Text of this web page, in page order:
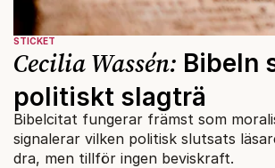
STICKET
Cecilia Wassén: Bibeln
politiskt slagträ
Bibelcitat fungerar främst som
signalerar vilken politisk slutsats
dra, men tillför ingen beviskraft.